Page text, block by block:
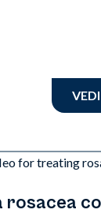
rosacea